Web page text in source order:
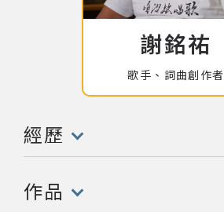
謝銘祐
歌手、詞曲創作者
經歷
(點擊開啟/收合以下內容)
作品
(點擊開啟/收合以下內容)
專文專區
關於資料庫